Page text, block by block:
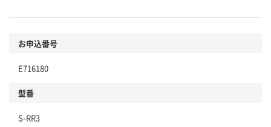
お申込番号
E716180
型番
S-RR3